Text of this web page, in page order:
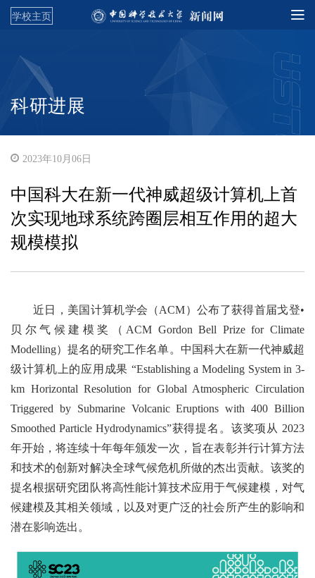
学校主页
科研进展
2023年10月06日
中国科大在新一代神威超级计算机上首
次实现地球系统跨圈层相互作用的超大
规模模拟
近日，美国计算机学会（ACM）公布了获得首届戈登•
贝尔气候建模奖（ACM Gordon Bell Prize for Climate
Modelling）提名的研究工作名单。中国科大在新一代神威超
级计算机上的应用成果 “Establishing a Modeling System in 3-
km Horizontal Resolution for Global Atmospheric Circulation
Triggered by Submarine Volcanic Eruptions with 400 Billion
Smoothed Particle Hydrodynamics”获得提名。该奖项从 2023
年开始，将连续十年每年颁发一次，旨在表彰并行计算方法
和技术的创新对解决全球气候危机所做的杰出贡献。该奖的
提名根据研究团队将高性能计算技术应用于气候建模，对气
候建模及其相关领域，以及对更广泛的社会所产生的影响和
潜在影响选出。